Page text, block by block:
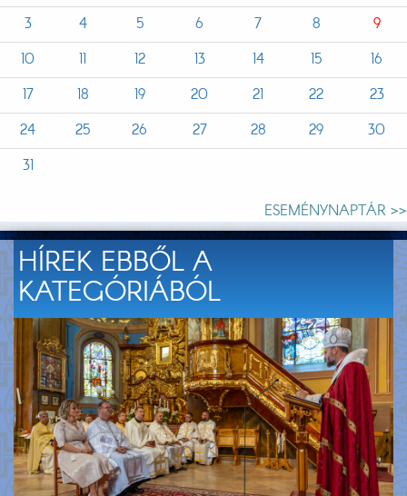
3
4 5 6 7 8
9
10
11 12 13 14 15
16
17
18 19 20 21 22
23
24
25 26 27 28 29
30
31
ESEMÉNYNAPTÁR >>
HÍREK EBBŐL A
KATEGÓRIÁBÓL